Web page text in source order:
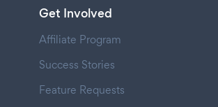
Get Involved
Affiliate Program
Success Stories
Feature Requests